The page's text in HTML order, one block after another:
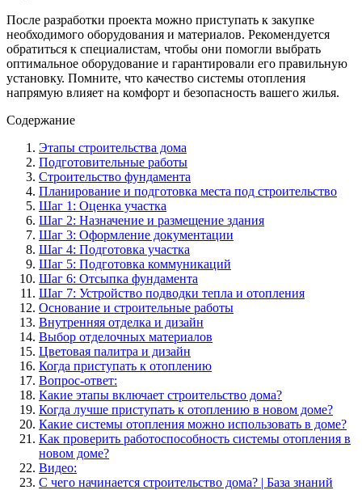
После разработки проекта можно приступать к закупке
необходимого оборудования и материалов. Рекомендуется
обратиться к специалистам, чтобы они помогли выбрать
оптимальное оборудование и гарантировали его правильную
установку. Помните, что качество системы отопления
напрямую влияет на комфорт и безопасность вашего жилья.
Содержание
Этапы строительства дома
Подготовительные работы
Строительство фундамента
Планирование и подготовка места под строительство
Шаг 1: Оценка участка
Шаг 2: Назначение и размещение здания
Шаг 3: Оформление документации
Шаг 4: Подготовка участка
Шаг 5: Подготовка коммуникаций
Шаг 6: Отсыпка фундамента
Шаг 7: Устройство подводки тепла и отопления
Основание и строительные работы
Внутренняя отделка и дизайн
Выбор отделочных материалов
Цветовая палитра и дизайн
Когда приступать к отоплению
Вопрос-ответ:
Какие этапы включает строительство дома?
Когда лучше приступать к отоплению в новом доме?
Какие системы отопления можно использовать в доме?
Как проверить работоспособность системы отопления в
новом доме?
Видео:
С чего начинается строительство дома? | База знаний